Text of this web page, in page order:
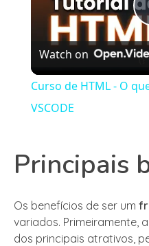
Watch on
Curso de HTML - O
VSCODE
Principais
Os benefícios de ser um
variados. Primeiramente,
dos principais atrativos,